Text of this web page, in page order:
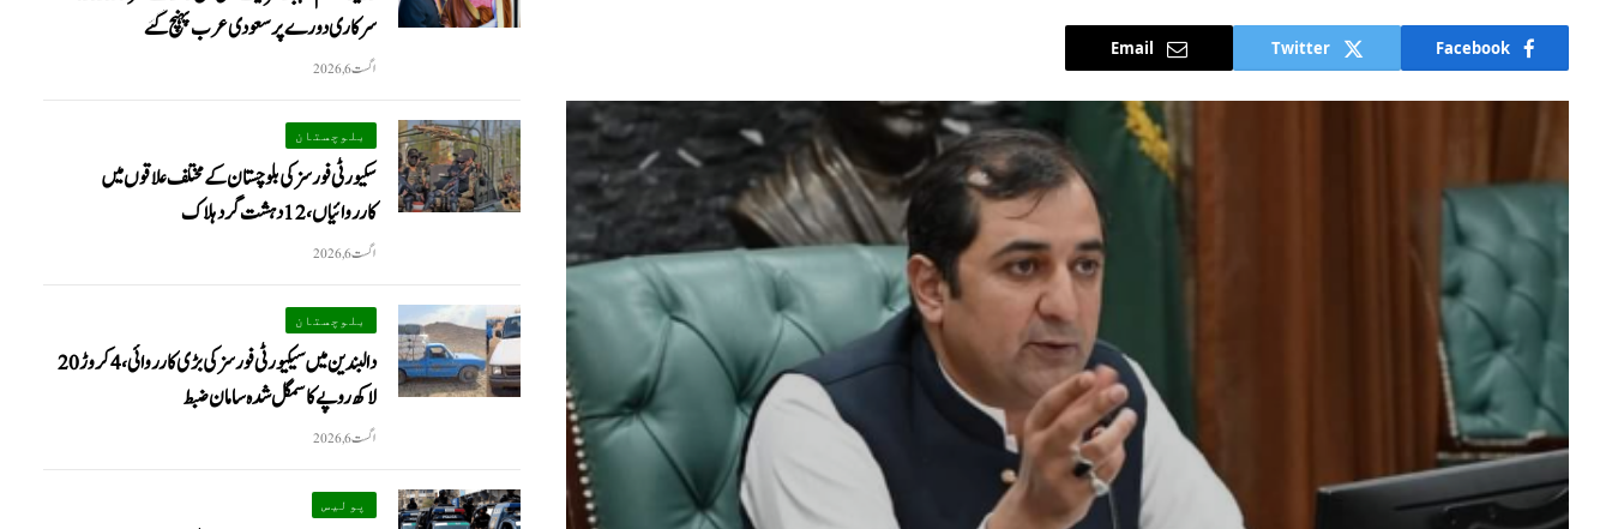
Facebook
Twitter
Email
سرکاری دورے پر سعودی عرب پہنچ گئے
اگست 6, 2026
بلوچستان
سکیورٹی فورسز کی بلوچستان کے مختلف علاقوں میں
کارروائیاں ، 12 دہشت گرد ہلاک
اگست 6, 2026
بلوچستان
دالبندین میں سیکیورٹی فورسز کی بڑی کارروائی، 4 کروڑ 20
لاکھ روپے کا سمگل شدہ سامان ضبط
اگست 6, 2026
پولیس